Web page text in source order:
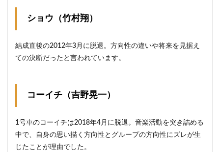
ショウ（竹村翔）
結成直後の2012年3月に脱退。方向性の違いや将来を見据え
ての決断だったと言われています。
コーイチ（吉野晃一）
1号車のコーイチは2018年4月に脱退。音楽活動を突き詰める
中で、自身の思い描く方向性とグループの方向性にズレが生
じたことが理由でした。